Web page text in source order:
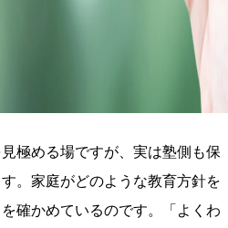
極める場ですが、実は塾側も保
。家庭がどのような教育方針を
確かめているのです。「よくわ